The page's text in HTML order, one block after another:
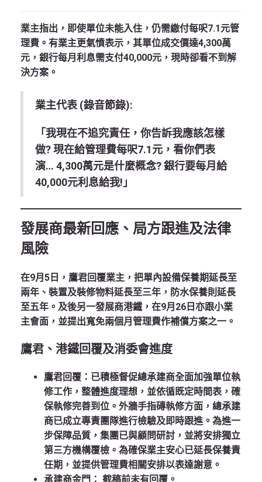
業主指出，即使單位未能入住，仍需繳付每呎7.1元管
理費。有業主更氣憤表示，其單位成交價達4,300萬
元 ，銀行每月利息需支付40,000元 ，現時卻看不到解
決方案。
業主代表 (錄音節錄):
「我現在不追究責任，你告訴我應該怎樣
做? 現在給管理費每呎7.1元，看你們表
演… 4,300萬元是什麼概念? 銀行要每月給
40,000元利息給我!」
發展商最新回應、局方跟進及法律
風險
在9月5日，鷹君回覆業主，把單內設備保養期延長至
兩年 、裝置及裝修物料延長至三年 ，防水保養則延長
至五年 。及後另一發展商港鐵，在9月26日亦跟小業
主會面，並提出寬免兩個月管理費作補償方案之一。
鷹君、港鐵回覆及消委會進度
鷹君回覆： 已積極督促總承建商全面加強單位執
修工作，整體進度理想，並依循既定時間表，確
保執修完善到位。外牆手指磚執修方面，總承建
商已成立專責團隊進行檢驗及即時跟進。為進一
步保障品質，集團已與顧問研討，並將安排獨立
第三方機構覆檢。為確保業主安心已延長保養責
任期，並提供管理費相關安排以表達謝意。
承建商金門： 截稿前未有回覆。